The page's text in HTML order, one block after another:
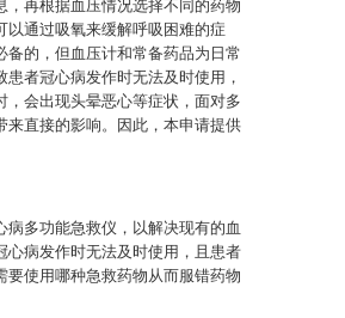
再根据血压情况选择不同的药物
通过吸氧来缓解呼吸困难的症
的，但血压计和常备药品为日常
者冠心病发作时无法及时使用，
，会出现头晕恶心等症状，面对多
来直接的影响。因此，本申请提供
多功能急救仪，以解决现有的血
心病发作时无法及时使用，且患者
使用哪种急救药物从而服错药物